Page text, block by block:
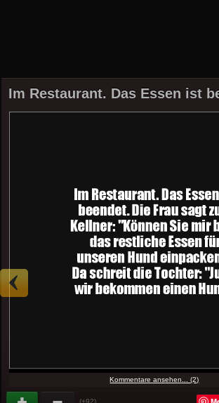
Im Restaurant. Das Essen ist
Kommentare ansehen... (2)
(+92)